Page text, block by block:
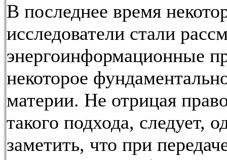
В последнее время
исследователи стали
энергоинформационные
некоторое
материи. Не отрицая
такого подхода, следует,
заметить, что при